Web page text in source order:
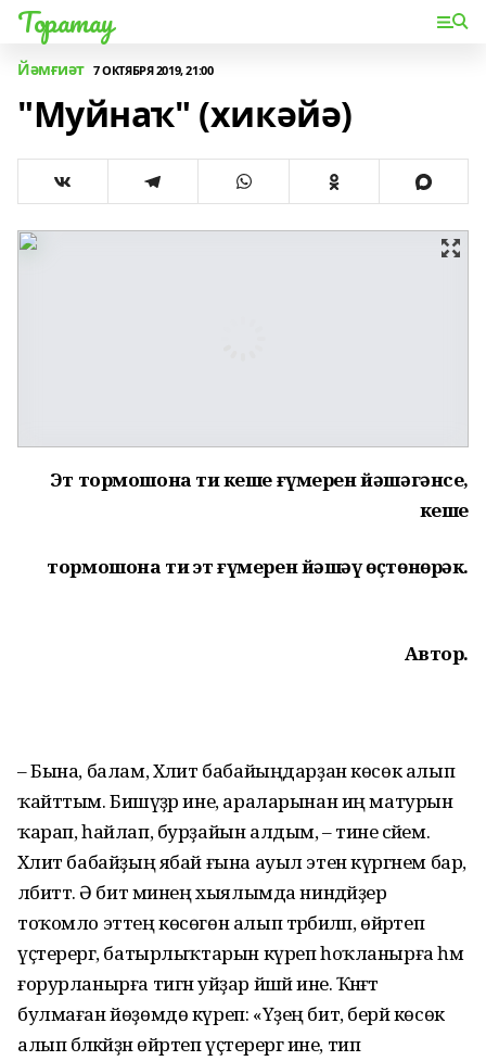
Торатау
Йәмғиәт 7 ОКТЯБРЯ 2019, 21:00
"Муйнаҡ" (хикәйә)
Эт тормошона тиң кеше ғүмерен йәшәгәнсе,
кеше
тормошона тиң эт ғүмерен йәшәү өҫтөнөрәк.
Автор.
– Бына, балам, Хәлит бабайыңдарҙан көсөк алып
ҡайттым. Бишәүҙәр ине, араларынан иң матурын
ҡарап, һайлап, бурҙайын алдым, – тине әсәйем.
Хәлит бабайҙың ябай ғына ауыл этен күргәнем бар,
әлбиттә. Ә бит минең хыялымда ниндәйҙер
тоҡомло эттең көсөгөн алып тәрбиәләп, өйрәтеп
үҫте­рергә, батырлыҡтарын күреп һоҡланырға һәм
ғорурланырға тигән уйҙар йәшәй ине. Ҡәнәғәт
булмаған йөҙөмдө күреп: «Үҙең бит, берәй көсөк
алып бәләкәйҙән өйрәтеп үҫтерергә ине, тип